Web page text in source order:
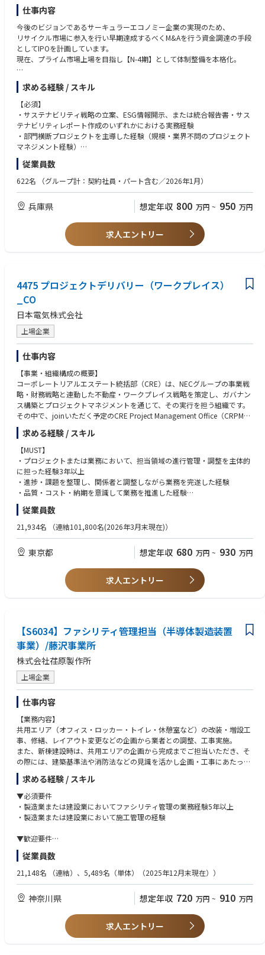
仕事内容
今後のビジョンであるサーキュラーエコノミー企業の実現のため、
リサイクル市場に参入を行い早期達成するべくM&Aを行う資金調達の手段
としてIPOを計画しています。
現在、プライム市場上場を目指し【N-4期】として体制整備を本格化。
■仕事内容
米国に拠点を置く非営利団体B Labが認定する国際認証「B Corp™（B Cor
poration）認証」を日本で7社目に取得。
国際水準のガバナンス・非財務情報開示・環境経営の高度化を加速させて
います。
その中核を担うポジションとして、
B Corp™を中心とした国際認証対応やESGデータの取りまとめ、海外拠点
＜サステナビリティ戦略・経営基盤の構築＞
・国際認証制度（例：B Corp™など）に係る運用、更新対応
・認証維持に向けた改善計画の立案～社内教育の推進
・海外ボランティア研修、その他サステナ施策の企画～運営
経営戦略として 機能させるための基盤構築
・ ISSB/SSBJ等グローバルな情報開示動向の継続把握と、情報開示戦略の
策定・実行
・ ESG情報開示、ガバナンス体制の構築
＜組織運営・部門横断プロジェクト推進＞
・ サステナビリティコミッティの運営（事務局）
・ 部門横断プロジェクトの推進
・ 経営層向けレポーティングの設計・実行
＜対外コミュニケーション＞
・ ブランドコミュニケーション（サステナビリティに関する対外発信・広
報連携）
求める経験 / スキル
【必須】
・サステナビリティ戦略の立案、ESG情報開示、または統合報告書・サス
テナビリティレポート作成のいずれかにおける実務経験
・部門横断プロジェクトを主導した経験（規模・業界不問のプロジェクト
マネジメント経験）
・海外を含む出張に対応できる方（海外は年1～2回：1回あたり1週間程
度）
・ビジネス会話程度の英会話スキル
・関西圏在住(姫路本社に月に複数回出社できる方）
・国際認証制度（B Corp™等）や監査・評価制度の知識
・サステナビリティコミッティ等、委員会・会議体の運営経験
・経営層に対する報告・提案（レポーティング／プレゼンテーション）の
識、実務経験
従業員数
622名 （グループ計：契約社員・パート含む／2026年1月）
兵庫県 想定年収 800 万円 ~ 950 万円
求人エントリー
4475 プロジェクトデリバリー（ワークプレイス）
_CO
日本電気株式会社
上場企業
仕事内容
【事業・組織構成の概要】
コーポレートリアルエステート統括部（CRE）は、NECグループの事業戦
略・財務戦略と連動した不動産・ワークプレイス戦略を策定し、ガバナン
ス構築とプロジェクトマネジメントを通じて、その実行を担う組織です。
その中で、joinいただく予定のCRE Project Management Office（CRPM）
グループは、オフィス新設・改修・移転、拠点再編、ワークプレイス環境
改善などのCRE関連プロジェクトを横断的に管理・実行するプロジェクト
マネジメント組織であり、PMO機能およびProject Delivery機能を担ってお
ります。
【職務内容】
本ポジションは、上位者の方針のもと、担当プロジェクトについて実行計
ャーを補佐しながら成果創出に責任を持つ実行中核メンバーとしての役割
を担っていただきます。具体的には下記のとおりです。
なお、年に数回程度は日帰りまたは1泊2日ほどの出張が発生予定です。
① ワークプレイス／CREプロジェクトの実行
びデリバリーを担当
・オフィス新設・改修・移転プロジェクト
② QCD（品質・コスト・スケジュール）管理（※担当級はその補佐）
・プロジェクト計画に基づく進捗管理
・プロジェクト予実管理、購買・契約対応
・品質・コスト・スケジュールのモニタリングと是正対応
・リスク・課題の抽出および上位者へのエスカレーション
③ 関係者・外部パートナー対応
・設計会社、施工会社、PM会社等のコントラクターとの調整・管理
・CRE統括部内他グループ（CRPS・CRG）や事業部門、総務等との連
携・調整
・プロジェクト関係者との合意形成
④ プロジェクト完了・引き渡し
・プロジェクト完了後の運営主体への引き渡し
・プロジェクトを通じた課題・改善点の整理および共有
【ポジションのアピールポイント】
・NECグループの働き方や拠点戦略に直接影響する実践的かつ社会的意義
の大きいプロジェクトに
・不動産・建設・ワークプレイス・IT・ファイナンスが交差する複合領域
（不動産/建設、
ワークプレイス、IT/AV）のプロジェクトマネジメント経験を積むことが
できます
・計画されたプロジェクトを「最後までやり切る」経験を通じ、プロジェ
クトデリバリーの
実行力を体系的に高めることが可能です。
想定キャリアパス
求める経験 / スキル
【MUST】
・プロジェクトまたは業務において、担当領域の進行管理・調整を主体的
に担った経験3年以上
・進捗・課題を整理し、関係者と調整しながら業務を完遂した経験
・品質・コスト・納期を意識して業務を推進した経験
【WANT】
・外部ベンダーや委託先の管理・調整経験
・小規模プロジェクトまたは工程リード経験
・プロジェクトマネジメント知識（PMBOK等）
【求める人物像・ソフトスキル】
・自ら課題を整理し、解決に向けて主体的に行動できる方
・関係者を巻き込みながら物事を前に進められる方
従業員数
21,934名 （連結101,800名(2026年3月末現在)）
東京都 想定年収 680 万円 ~ 930 万円
求人エントリー
【S6034】ファシリティ管理担当（半導体製造装置
事業）/藤沢事業所
株式会社荏原製作所
上場企業
仕事内容
【業務内容】
共用エリア（オフィス・ロッカー・トイレ・休憩室など）の改装・増設工
事、修繕、レイアウト変更などの企画から業者との調整、工事実施。
また、新棟建設時は、共用エリアの企画から完成までご担当いただき、そ
の際には、建築基準法や消防法などの見識を活かし企画・工事にあたって
いただきたい。
総務業務全般として社員からの要望を検討し改善を進めていただく。
※変更の範囲：会社の定める業務
精密・電子カンパニー 人財統括部 共創推進部 共創推進部
【募集背景】
現任者の退任に伴い、共用エリア（オフィス・ロッカー・トイレ・休憩室
など）の改装工事や新規で立ち上げる際の企画から業者との調整、工事実
工事を中心に総務関連業務の中心を担い、後輩を指導しながらリーダー・
管理職を目指していただきたい。
求める経験 / スキル
▼必須要件
・製造業または建設業においてファシリティ管理の業務経験5年以上
・製造業または建設業において施工管理の経験
▼歓迎要件
建築施工管理2級以上
▼求める人物像
▼使用アプリケーション・資格
※使用経験は必須ではありません
従業員数
21,148名 （連結）、5,489名（単体）（2025年12月末現在））
神奈川県 想定年収 720 万円 ~ 910 万円
求人エントリー